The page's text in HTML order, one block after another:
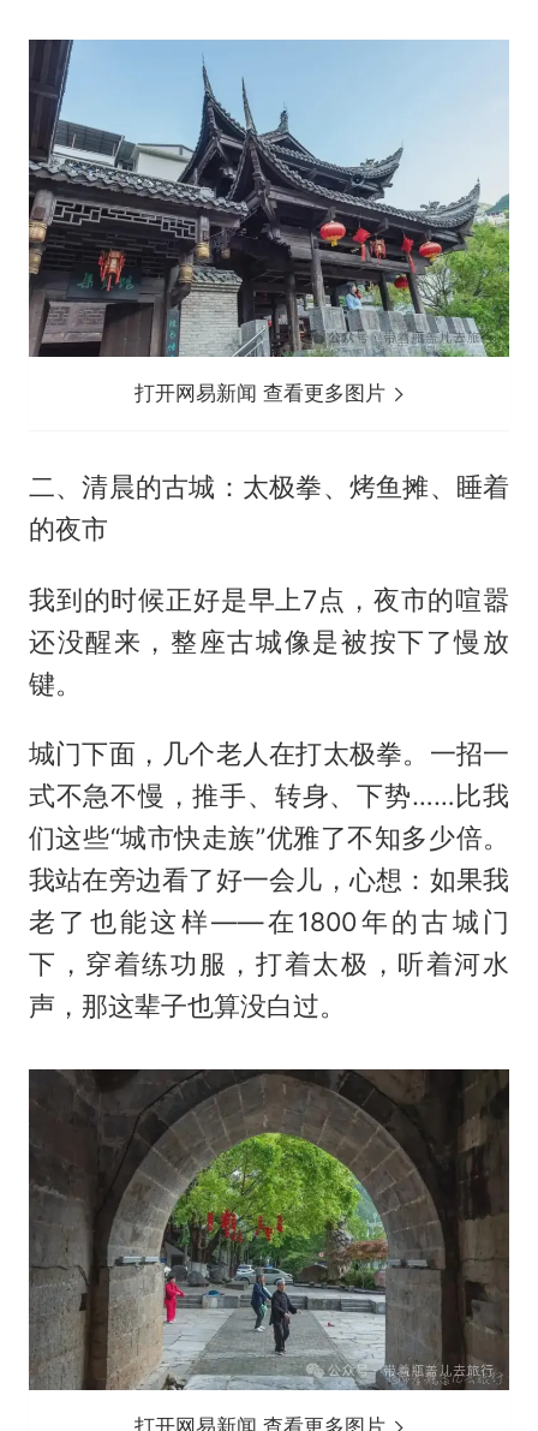
打开网易新闻 查看更多图片
二、清晨的古城：太极拳、烤鱼摊、睡着
的夜市
我到的时候正好是早上7点，夜市的喧嚣
还没醒来，整座古城像是被按下了慢放
键。
城门下面，几个老人在打太极拳。一招一
式不急不慢，推手、转身、下势……比我
们这些“城市快走族”优雅了不知多少倍。
我站在旁边看了好一会儿，心想：如果我
老了也能这样——在1800年的古城门
下，穿着练功服，打着太极，听着河水
声，那这辈子也算没白过。
打开网易新闻 查看更多图片